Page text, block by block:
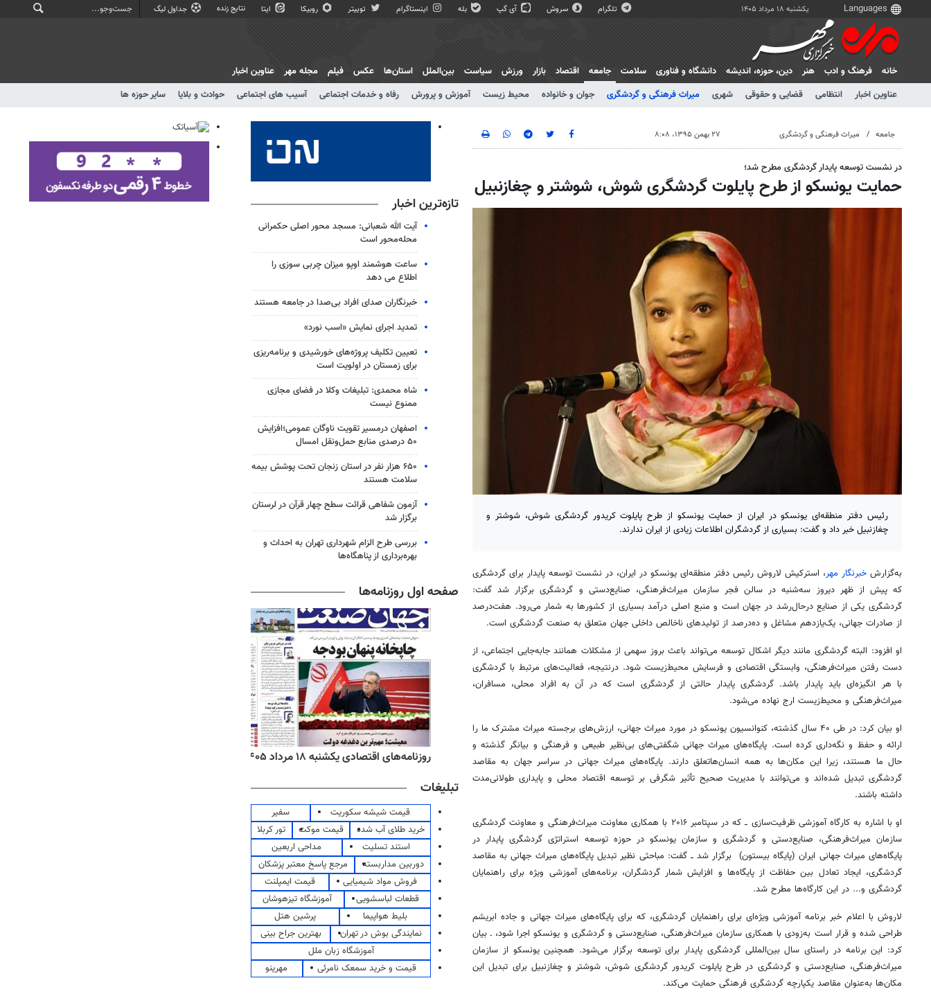
یکشنبه ۱۸ مرداد ۱۴۰۵ تلگرام سروش آی گپ بله اینستاگرام توییتر روبیکا ایتا نتایج زنده جداول لیگ
خانه فرهنگ و ادب هنر دين، حوزه، انديشه دانشگاه و فناوری سلامت
جامعه
عناوین اخبار
انتظامی قضایی و حقوقی شهری میراث فرهنگی و گردشگری جوان و خانواده محیط زیست آموزش و پرورش رفاه و خدمات اجتماعی آسیب های اجتماعی حوادث و بلایا سایر حوزه ها
اقتصاد بازار ورزش سیاست بین‌الملل استان‌ها عکس فیلم مجله مهر عناوین اخبار
جامعه میراث فرهنگی و گردشگری ۲۷ بهمن ۱۳۹۵، ۸:۰۸
در نشست توسعه پایدار گردشگری مطرح شد؛
حمایت یونسکو از طرح پایلوت گردشگری شوش، شوشتر و چغازنبیل
رئیس دفتر منطقه‌ای یونسکو در ایران از حمایت یونسکو از طرح پایلوت کریدور گردشگری شوش، شوشتر و
چغازنبیل خبر داد و گفت: بسیاری از گردشگران اطلاعات زیادی از ایران ندارند.
به‌گزارش خبرنگار مهر، استرکیش لاروش رئیس دفتر منطقه‌ای یونسکو در ایران، در نشست توسعه پایدار برای گردشگری
که پیش از ظهر دیروز سه‌شنبه در سالن فجر سازمان میراث‌فرهنگی، صنایع‌دستی و گردشگری برگزار شد گفت:
گردشگری یکی از صنایع درحال‌رشد در جهان است و منبع اصلی درآمد بسیاری از کشورها به شمار می‌رود. هفت‌درصد
از صادرات جهانی، یک‌یازدهم مشاغل و ده‌درصد از تولیدهای ناخالص داخلی جهان متعلق به صنعت گردشگری است.
او افزود: البته گردشگری مانند دیگر اشکال توسعه می‌تواند باعث بروز سهمی از مشکلات همانند جابه‌جایی اجتماعی، از
دست رفتن میراث‌فرهنگی، وابستگی اقتصادی و فرسایش محیط‌زیست شود. درنتیجه، فعالیت‌های مرتبط با گردشگری
با هر انگیزه‌ای باید پایدار باشد. گردشگری پایدار حالتی از گردشگری است که در آن به افراد محلی، مسافران،
میراث‌فرهنگی و محیط‌زیست ارج نهاده می‌شود.
او بیان کرد: در طی ۴۰ سال گذشته، کنوانسیون یونسکو در مورد میراث جهانی، ارزش‌های برجسته میراث مشترک ما را
ارائه و حفظ و نگه‌داری کرده است. پایگاه‌های میراث جهانی شگفتی‌های بی‌نظیر طبیعی و فرهنگی و بیانگر گذشته و
حال ما هستند، زیرا این مکان‌ها به همه انسان‌هاتعلق دارند. پایگاه‌های میراث جهانی در سراسر جهان به مقاصد
گردشگری تبدیل شده‌اند و می‌توانند با مدیریت صحیح تأثیر شگرفی بر توسعه اقتصاد محلی و پایداری طولانی‌مدت
داشته باشند.
او با اشاره به کارگاه آموزشی ظرفیت‌سازی ــ که در سپتامبر ۲۰۱۶ با همکاری معاونت میراث‌فرهنگی و معاونت گردشگری
سازمان میراث‌فرهنگی، صنایع‌دستی و گردشگری و سازمان یونسکو در حوزه توسعه استراتژی گردشگری پایدار در
پایگاه‌های میراث جهانی ایران (پایگاه بیستون) برگزار شد ــ گفت: مباحثی نظیر تبدیل پایگاه‌های میراث جهانی به مقاصد
گردشگری، ایجاد تعادل بین حفاظت از پایگاه‌ها و افزایش شمار گردشگران، برنامه‌های آموزشی ویژه برای راهنمایان
گردشگری و... در این کارگاه‌ها مطرح شد.
لاروش با اعلام خبر برنامه آموزشی ویژه‌ای برای راهنمایان گردشگری، که برای پایگاه‌های میراث جهانی و جاده ابریشم
طراحی شده و قرار است به‌زودی با همکاری سازمان میراث‌فرهنگی، صنایع‌دستی و گردشگری و یونسکو اجرا شود، ـ بیان
کرد: این برنامه در راستای سال بین‌المللی گردشگری پایدار برای توسعه برگزار می‌شود. همچنین یونسکو از سازمان
میراث‌فرهنگی، صنایع‌دستی و گردشگری در طرح پایلوت کریدور گردشگری شوش، شوشتر و چغازنبیل برای تبدیل این
مکان‌ها به‌عنوان مقاصد یکپارچه گردشگری فرهنگی حمایت می‌کند.
تازه‌ترین اخبار
آیت الله شعبانی: مسجد محور اصلی حکمرانی
محله‌محور است
ساعت هوشمند اوپو میزان چربی سوزی را
اطلاع می دهد
خبرنگاران صدای افراد بی‌صدا در جامعه هستند
تمدید اجرای نمایش «اسب نورد»
تعیین تکلیف پروژه‌های خورشیدی و برنامه‌ریزی
برای زمستان در اولویت است
شاه محمدی: تبلیغات وکلا در فضای مجازی
ممنوع نیست
اصفهان درمسیر تقویت ناوگان عمومی؛افزایش
۵۰ درصدی منابع حمل‌ونقل امسال
۶۵۰ هزار نفر در استان زنجان تحت پوشش بیمه
سلامت هستند
آزمون شفاهی قرائت سطح چهار قرآن در لرستان
برگزار شد
بررسی طرح الزام شهرداری تهران به احداث و
بهره‌برداری از پناهگاه‌ها
صفحه اول روزنامه‌ها
روزنامه‌های ورزشی یکشنبه ۱۸ مرداد ۱۴۰۵ روزنامه‌های اقتصادی یکشنبه ۱۸ مرداد ۱۴۰۵ روزنامه‌های صبح یکشنبه ۱۸ مرداد ۱۴۰۵
تبلیغات
قیمت شیشه سکوریت
سفیر
خرید طلای آب شده
قیمت موکت
تور کربلا
استند تسلیت
مداحی اربعین
دوربین مداربسته
مرجع پاسخ معتبر پزشکان
فروش مواد شیمیایی
قیمت ایمپلنت
قطعات لباسشویی
آموزشگاه تیزهوشان
بلیط هواپیما
پرشین هتل
نمایندگی بوش در تهران
بهترین جراح بینی
آموزشگاه زبان ملل
قیمت و خرید سمعک نامرئی
مهرینو